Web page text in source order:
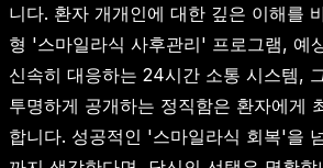
니다. 환자 개개인에 대한 깊은 이해를
형 '스마일라식 사후관리' 프로그램, 예
신속히 대응하는 24시간 소통 시스템,
투명하게 공개하는 정직함은 환자에게
합니다. 성공적인 '스마일라식 회복'을